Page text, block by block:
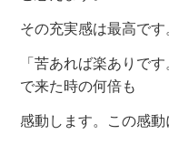
その充実感は最高です
「苦あれば楽ありで
で来た時の何倍も
感動します。この感動